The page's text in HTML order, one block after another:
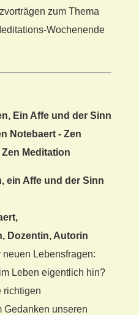
zum Thema
Wochenende
ein Affe und der Sinn
Dozentin, Autorin
Lebensfragen:
Leben eigentlich hin?
richtigen
Gedanken unseren